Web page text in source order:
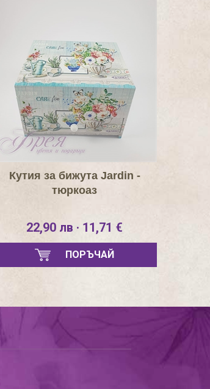
Кутия за бижута Jardin -
тюркоаз
22,90 лв · 11,71 €
ПОРЪЧАЙ